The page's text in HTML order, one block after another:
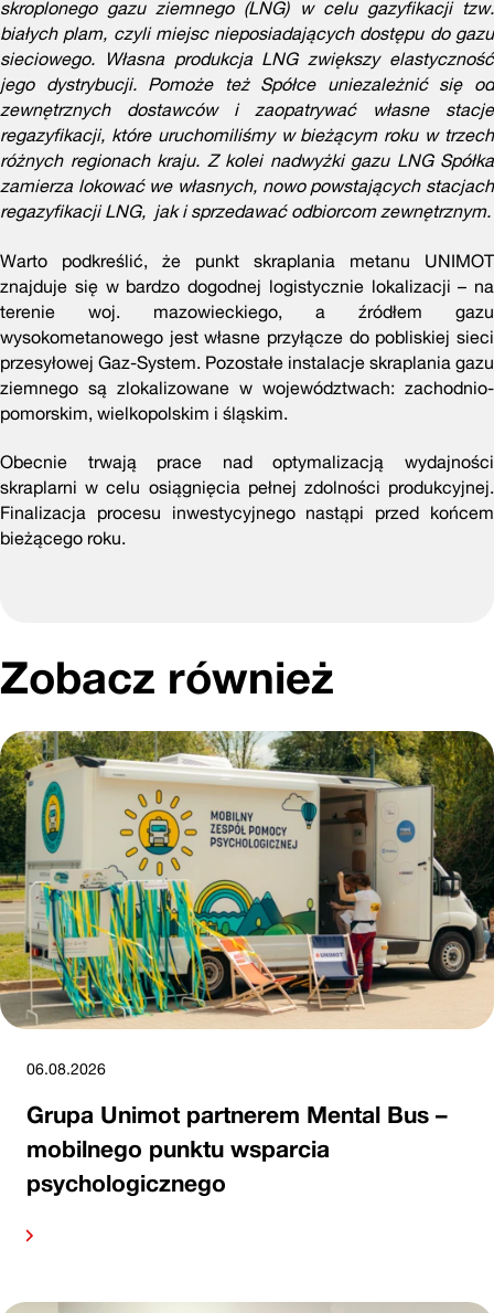
skroplonego gazu ziemnego (LNG) w celu gazyfikacji tzw.
białych plam, czyli miejsc nieposiadających dostępu do gazu
sieciowego. Własna produkcja LNG zwiększy elastyczność
jego dystrybucji. Pomoże też Spółce uniezależnić się od
zewnętrznych dostawców i zaopatrywać własne stacje
regazyfikacji, które uruchomiliśmy w bieżącym roku w trzech
różnych regionach kraju. Z kolei nadwyżki gazu LNG Spółka
zamierza lokować we własnych, nowo powstających stacjach
regazyfikacji LNG, jak i sprzedawać odbiorcom zewnętrznym.
Warto podkreślić, że punkt skraplania metanu UNIMOT
znajduje się w bardzo dogodnej logistycznie lokalizacji – na
terenie woj. mazowieckiego, a źródłem gazu
wysokometanowego jest własne przyłącze do pobliskiej sieci
przesyłowej Gaz-System. Pozostałe instalacje skraplania gazu
ziemnego są zlokalizowane w województwach: zachodnio-
pomorskim, wielkopolskim i śląskim.
Obecnie trwają prace nad optymalizacją wydajności
skraplarni w celu osiągnięcia pełnej zdolności produkcyjnej.
Finalizacja procesu inwestycyjnego nastąpi przed końcem
bieżącego roku.
Zobacz również
06.08.2026
Grupa Unimot partnerem Mental Bus –
mobilnego punktu wsparcia
psychologicznego